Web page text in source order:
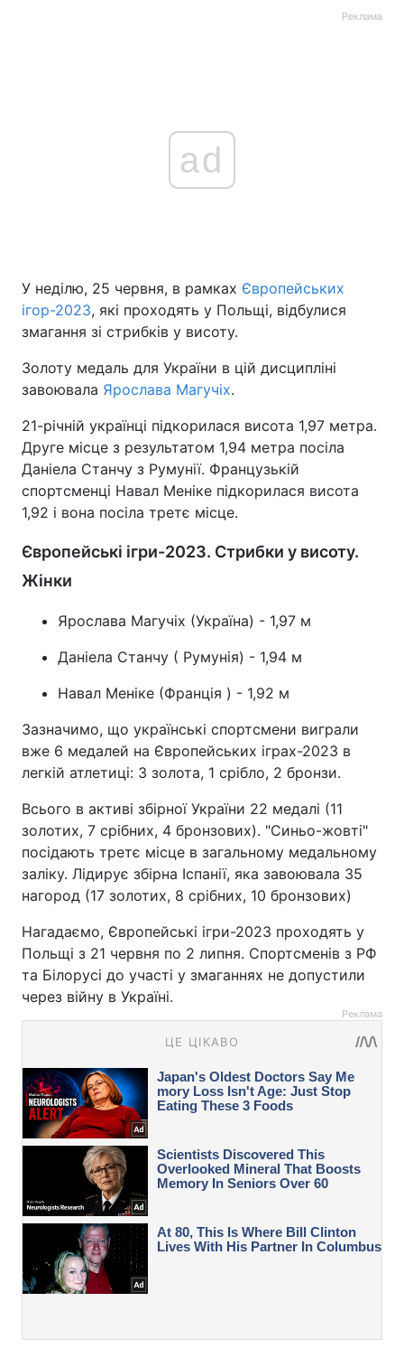
Реклама
ad
У неділю, 25 червня, в рамках Європейських
ігор-2023, які проходять у Польщі, відбулися
змагання зі стрибків у висоту.
Золоту медаль для України в цій дисципліні
завоювала Ярослава Магучіх.
21-річній українці підкорилася висота 1,97 метра.
Друге місце з результатом 1,94 метра посіла
Даніела Станчу з Румунії. Французькій
спортсменці Навал Меніке підкорилася висота
1,92 і вона посіла третє місце.
Європейські ігри-2023. Стрибки у висоту.
Жінки
Ярослава Магучіх (Україна) - 1,97 м
Даніела Станчу ( Румунія) - 1,94 м
Навал Меніке (Франція ) - 1,92 м
Зазначимо, що українські спортсмени виграли
вже 6 медалей на Європейських іграх-2023 в
легкій атлетиці: 3 золота, 1 срібло, 2 бронзи.
Всього в активі збірної України 22 медалі (11
золотих, 7 срібних, 4 бронзових). "Синьо-жовті"
посідають третє місце в загальному медальному
заліку. Лідирує збірна Іспанії, яка завоювала 35
нагород (17 золотих, 8 срібних, 10 бронзових)
Нагадаємо, Європейські ігри-2023 проходять у
Польщі з 21 червня по 2 липня. Спортсменів з РФ
та Білорусі до участі у змаганнях не допустили
через війну в Україні.
Реклама